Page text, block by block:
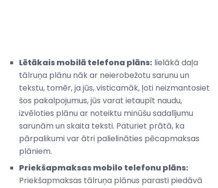
Lētākais mobilā telefona plāns: lielākā daļa
tālruņa plānu nāk ar neierobežotu sarunu un
tekstu, tomēr, ja jūs, visticamāk, ļoti neizmantosiet
šos pakalpojumus, jūs varat ietaupīt naudu,
izvēloties plānu ar noteiktu minūšu sadalījumu
sarunām un skaita teksti. Paturiet prātā, ka
pārpalikumi var ātri palielināties pēcapmaksas
plāniem.
Priekšapmaksas mobilo telefonu plāns:
Priekšapmaksas tālruņa plānus parasti piedāvā